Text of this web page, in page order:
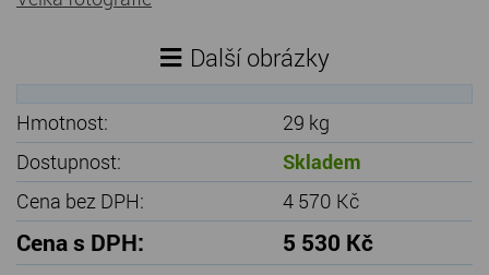
Další obrázky
Hmotnost:
29 kg
Dostupnost:
Skladem
Cena bez DPH:
4 570 Kč
Cena s DPH: 5 530 Kč